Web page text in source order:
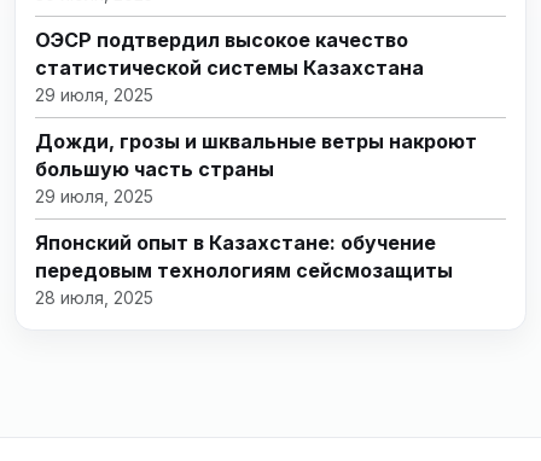
ОЭСР подтвердил высокое качество
статистической системы Казахстана
29 июля, 2025
Дожди, грозы и шквальные ветры накроют
большую часть страны
29 июля, 2025
Японский опыт в Казахстане: обучение
передовым технологиям сейсмозащиты
28 июля, 2025